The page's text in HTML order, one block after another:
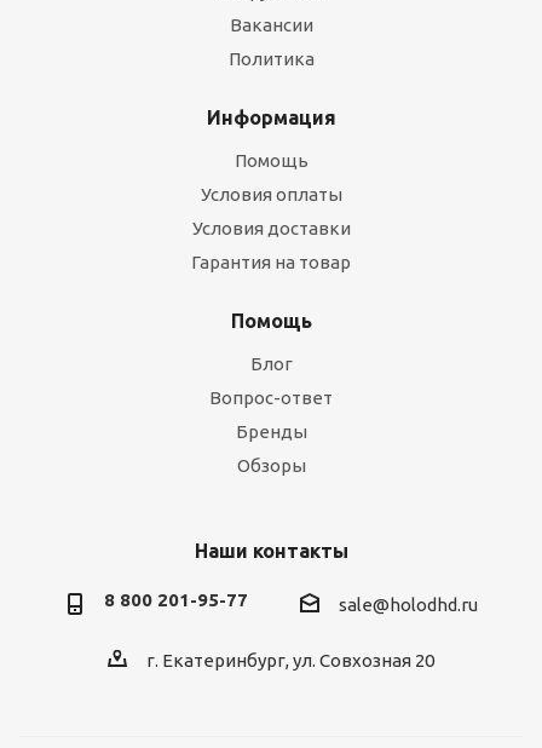
Вакансии
Политика
Информация
Помощь
Условия оплаты
Условия доставки
Гарантия на товар
Помощь
Блог
Вопрос-ответ
Бренды
Обзоры
Наши контакты
8 800 201-95-77 sale@holodhd.ru
г. Екатеринбург, ул. Совхозная 20